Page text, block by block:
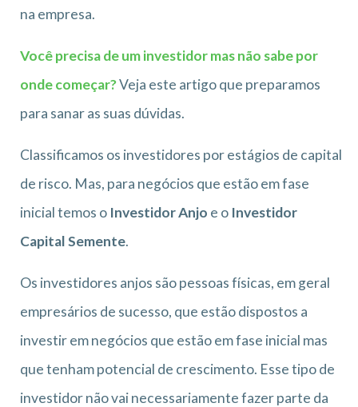
na empresa.
Você precisa de um investidor mas não sabe por
onde começar?Veja este artigo que preparamos
para sanar as suas dúvidas.
Classificamos os investidores por estágios de capital
de risco. Mas, para negócios que estão em fase
inicial temos o Investidor Anjo e o Investidor
Capital Semente.
Os investidores anjos são pessoas físicas, em geral
empresários de sucesso, que estão dispostos a
investir em negócios que estão em fase inicial mas
que tenham potencial de crescimento. Esse tipo de
investidor não vai necessariamente fazer parte da